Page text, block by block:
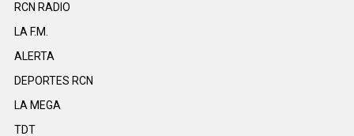
RCN RADIO
LA F.M.
ALERTA
DEPORTES RCN
LA MEGA
TDT